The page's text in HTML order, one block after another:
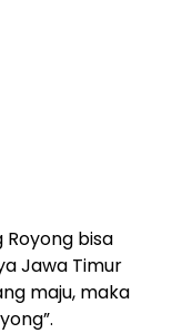
Royong bisa
Jawa Timur
maju, maka